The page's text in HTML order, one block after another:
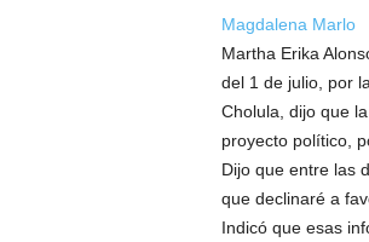
Magdalena Marlo
Martha Erika
del 1 de julio, por
Cholula, dijo que
proyecto político,
Dijo que entre las
que declinaré a
Indicó que esas